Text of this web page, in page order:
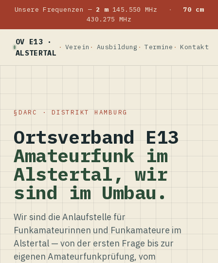
Unsere Frequenzen — 2 m145.550 MHz ·
70 cm
430.275 MHz
OV E13 ·
ALSTERTAL
Verein Ausbildung Termine Kontakt
DARC · DISTRIKT HAMBURG
Ortsverband E13
Amateurfunk im
Alstertal, wir
sind im Umbau.
Wir sind die Anlaufstelle für
Funkamateurinnen und Funkamateure im
Alstertal — von der ersten Frage bis zur
eigenen Amateurfunkprüfung, vom